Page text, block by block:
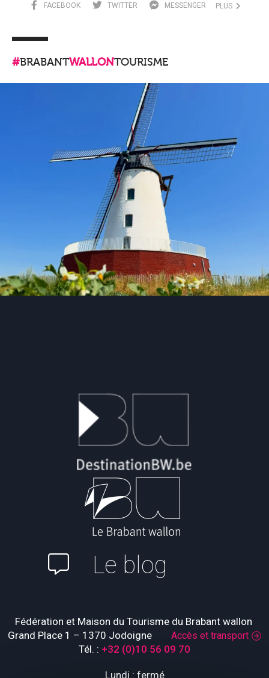
FACEBOOK TWITTER MESSENGER PLUS
#BRABANTWALLONTOURISME
Le blog
Fédération et Maison du Tourisme du Brabant wallon
Grand Place 1 – 1370 Jodoigne Accès et transport
Tél. : +32 (0)10 56 09 70
Lundi : fermé